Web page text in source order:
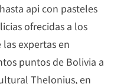
api con pasteles
ofrecidas a los
expertas en
puntos de Bolivia a
Thelonius, en